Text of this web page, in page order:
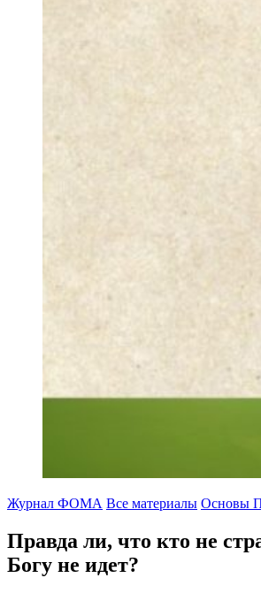
Журнал ФОМА Все материалы Основы
Правда ли, что кто не
Богу не идет?